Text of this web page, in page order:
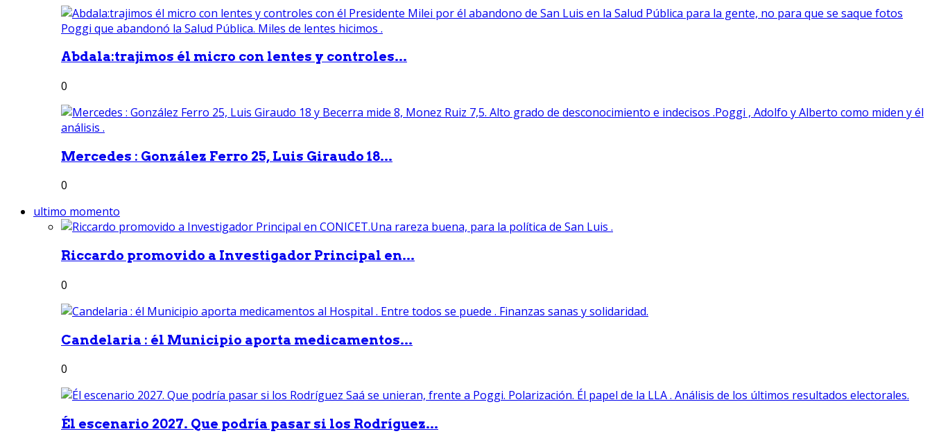
Abdala:trajimos él micro con lentes y controles...
0
Mercedes : González Ferro 25, Luis Giraudo 18...
0
ultimo momento
Riccardo promovido a Investigador Principal en...
0
Candelaria : él Municipio aporta medicamentos...
0
Él escenario 2027. Que podría pasar si los Rodríguez...